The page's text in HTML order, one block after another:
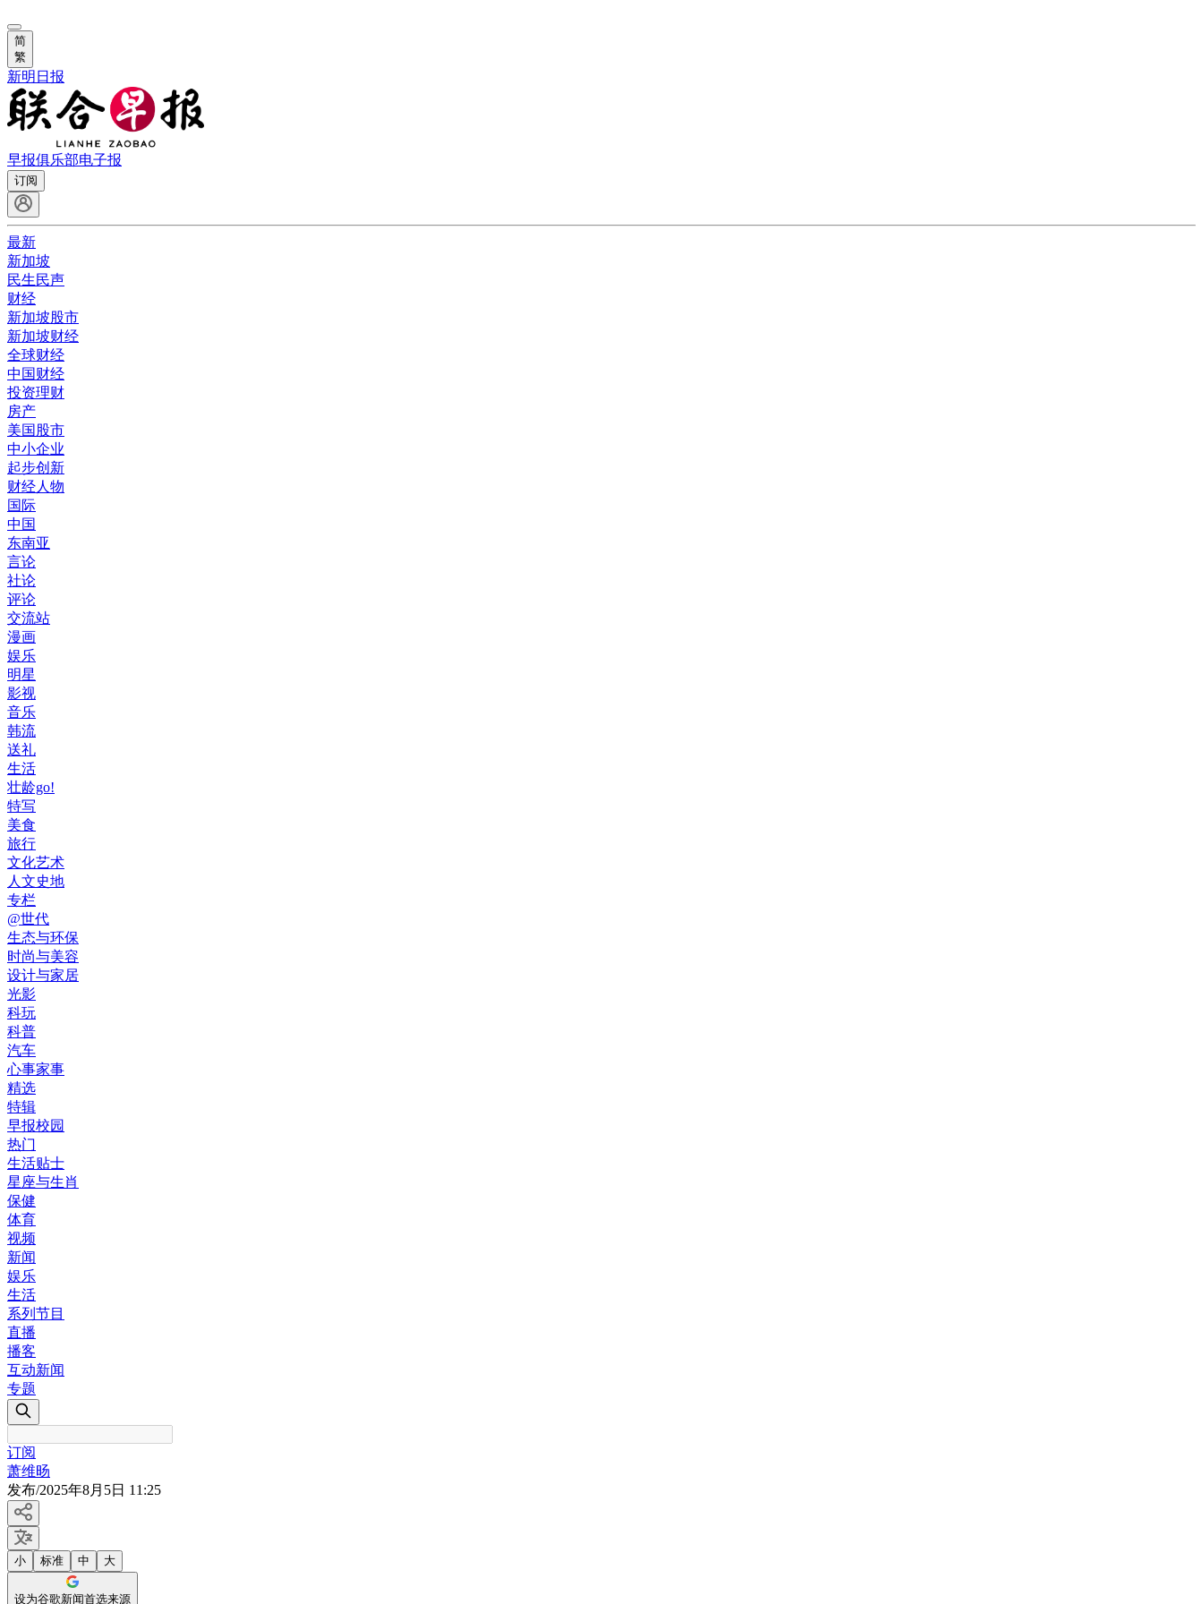
简
繁
新明日报
早报俱乐部电子报
订阅
最新
新加坡
民生民声
财经
新加坡股市
新加坡财经
全球财经
中国财经
投资理财
房产
美国股市
中小企业
起步创新
财经人物
国际
中国
东南亚
言论
社论
评论
交流站
漫画
娱乐
明星
影视
音乐
韩流
送礼
生活
壮龄go!
特写
美食
旅行
文化艺术
人文史地
专栏
@世代
生态与环保
时尚与美容
设计与家居
光影
科玩
科普
汽车
心事家事
精选
特辑
早报校园
热门
生活贴士
星座与生肖
保健
体育
视频
新闻
娱乐
生活
系列节目
直播
播客
互动新闻
专题
订阅
萧维旸
发布/2025年8月5日 11:25
小 标准 中 大
设为谷歌新闻首选来源